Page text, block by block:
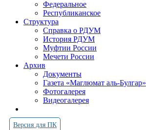
Федеральное
Республиканское
Структура
Справка о РДУМ
История РДУМ
Муфтии России
Мечети России
Архив
Документы
Газета «Маглюмат аль-Булгар»
Фотогалерея
Видеогалерея
Версия для ПК